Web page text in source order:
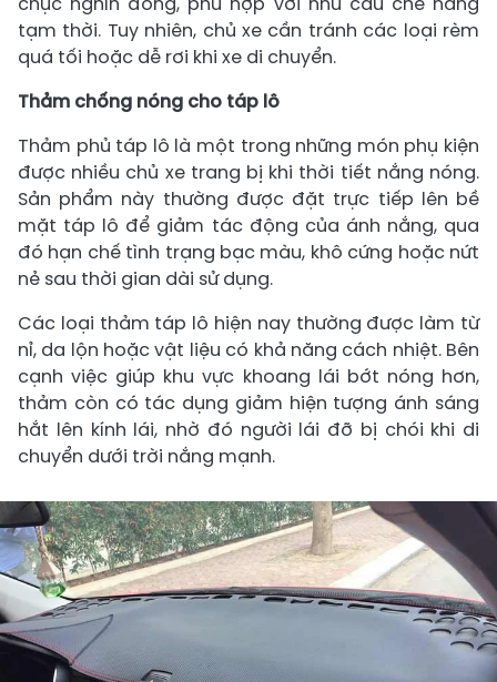
tạm thời. Tuy nhiên, chủ xe cần tránh các loại rèm
quá tối hoặc dễ rơi khi xe di chuyển.
Thảm chống nóng cho táp lô
Thảm phủ táp lô là một trong những món phụ kiện
được nhiều chủ xe trang bị khi thời tiết nắng nóng.
Sản phẩm này thường được đặt trực tiếp lên bề
mặt táp lô để giảm tác động của ánh nắng, qua
đó hạn chế tình trạng bạc màu, khô cứng hoặc nứt
nẻ sau thời gian dài sử dụng.
Các loại thảm táp lô hiện nay thường được làm từ
nỉ, da lộn hoặc vật liệu có khả năng cách nhiệt. Bên
cạnh việc giúp khu vực khoang lái bớt nóng hơn,
thảm còn có tác dụng giảm hiện tượng ánh sáng
hắt lên kính lái, nhờ đó người lái đỡ bị chói khi di
chuyển dưới trời nắng mạnh.